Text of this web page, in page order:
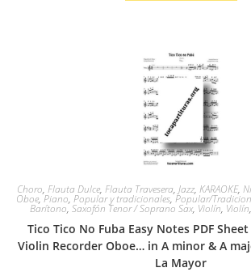
Choro, Flauta Dulce, Flauta Travesera, Jazz, KARAOKE,
Oboe,Piano, Popular y tradicionales,Popular/
Barítono,Saxofón Tenor / Soprano Sax, Violín, Violín,
Tico Tico No Fuba Easy Notes PDF
Violin Recorder Oboe… in A minor & A
La Mayor